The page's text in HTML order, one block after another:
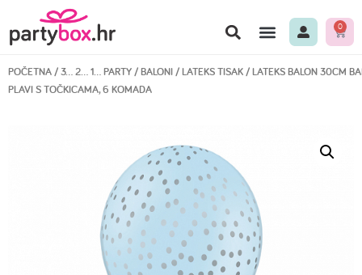
0
POČETNA/3… 2… 1… PARTY/BALONI/LATEKS TISAK/ LATEKS BALON 30CM
PLAVI S TOČKICAMA, 6 KOMADA